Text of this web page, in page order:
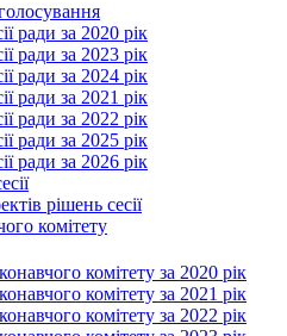
ради за 2020 рік
ради за 2023 рік
ради за 2024 рік
ради за 2021 рік
ради за 2022 рік
ради за 2025 рік
ради за 2026 рік
рішень сесії
комітету
комітету за 2020 рік
комітету за 2021 рік
комітету за 2022 рік